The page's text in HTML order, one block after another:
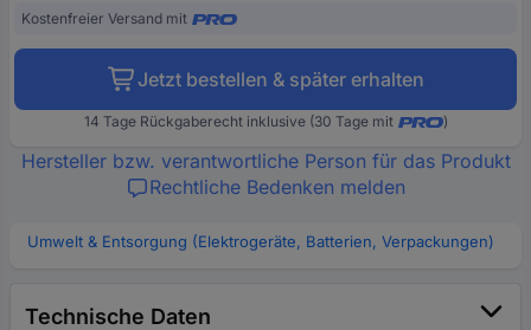
Kostenfreier Versand mit
Jetzt bestellen & später erhalten
14 Tage Rückgaberecht inklusive (30 Tage mit )
Hersteller bzw. verantwortliche Person für das Produkt
Rechtliche Bedenken melden
Umwelt & Entsorgung (Elektrogeräte, Batterien, Verpackungen)
Technische Daten